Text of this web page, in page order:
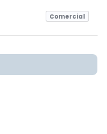
Comercial